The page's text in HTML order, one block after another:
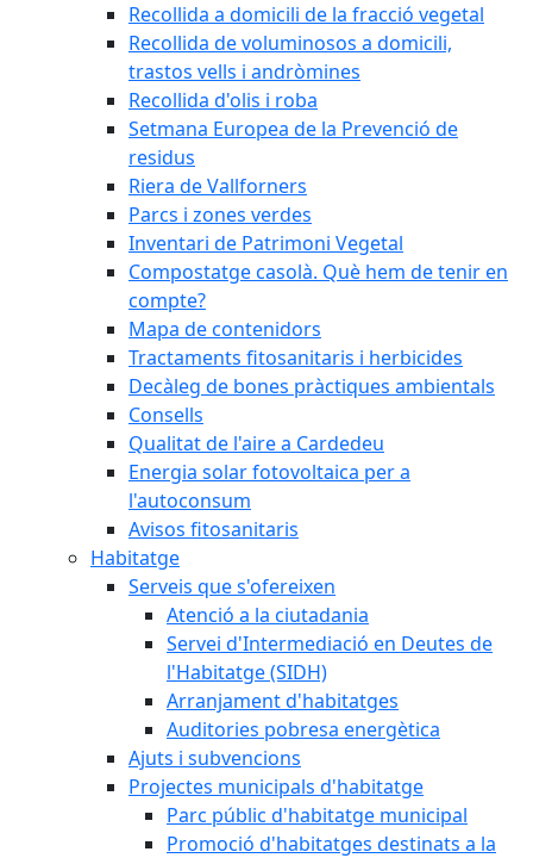
Recollida a domicili de la fracció vegetal
Recollida de voluminosos a domicili,
trastos vells i andròmines
Recollida d'olis i roba
Setmana Europea de la Prevenció de
residus
Riera de Vallforners
Parcs i zones verdes
Inventari de Patrimoni Vegetal
Compostatge casolà. Què hem de tenir en
compte?
Mapa de contenidors
Tractaments fitosanitaris i herbicides
Decàleg de bones pràctiques ambientals
Consells
Qualitat de l'aire a Cardedeu
Energia solar fotovoltaica per a
l'autoconsum
Avisos fitosanitaris
Habitatge
Serveis que s'ofereixen
Atenció a la ciutadania
Servei d'Intermediació en Deutes de
l'Habitatge (SIDH)
Arranjament d'habitatges
Auditories pobresa energètica
Ajuts i subvencions
Projectes municipals d'habitatge
Parc públic d'habitatge municipal
Promoció d'habitatges destinats a la